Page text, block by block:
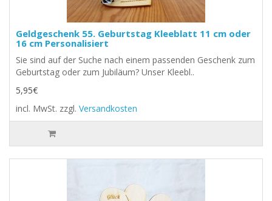
Geldgeschenk 55. Geburtstag Kleeblatt 11 cm oder
16 cm Personalisiert
Sie sind auf der Suche nach einem passenden Geschenk zum
Geburtstag oder zum Jubiläum? Unser Kleebl..
5,95€
incl. MwSt. zzgl. Versandkosten